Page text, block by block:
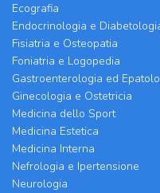
Ecografia
Endocrinologia e
Fisiatria e Osteopatia
Foniatria e Logopedia
Gastroenterologia ed
Ginecologia e Ostetricia
Medicina dello Sport
Medicina Estetica
Medicina Interna
Nefrologia e Ipertensione
Neurologia